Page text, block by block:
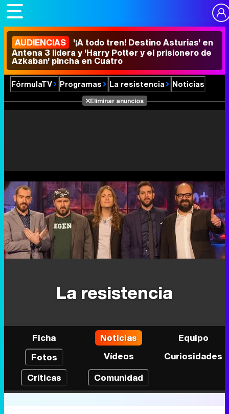
AUDIENCIAS '¡A todo tren! Destino Asturias' en
Antena 3 lidera y 'Harry Potter y el prisionero de
Azkaban' pincha en Cuatro
FórmulaTV Programas La resistencia Noticias
Eliminar anuncios
La resistencia
Ficha Noticias
Equipo
Fotos
Vídeos
Curiosidades
Críticas
Comunidad